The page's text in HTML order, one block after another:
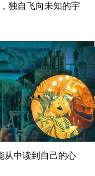
独自飞向未知的宇
从中读到自己的心